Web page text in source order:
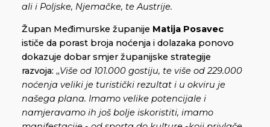
ali i Poljske, Njemačke, te Austrije.
Župan Međimurske županije Matija Posavec
ističe da porast broja noćenja i dolazaka ponovo
dokazuje dobar smjer županijske strategije
razvoja: „Više od 101.000 gostiju, te više od 229.000
noćenja veliki je turistički rezultat i u okviru je
našega plana. Imamo velike potencijale i
namjeravamo ih još bolje iskoristiti, imamo